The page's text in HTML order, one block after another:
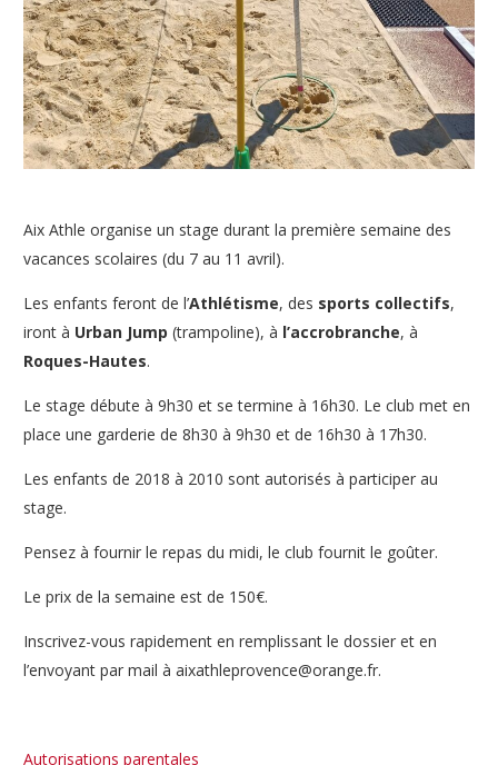
Aix Athle organise un stage durant la première semaine des
vacances scolaires (du 7 au 11 avril).
Les enfants feront de l’Athlétisme, des sports collectifs,
iront à Urban Jump (trampoline), à l’accrobranche, à
Roques-Hautes.
Le stage débute à 9h30 et se termine à 16h30. Le club met en
place une garderie de 8h30 à 9h30 et de 16h30 à 17h30.
Les enfants de 2018 à 2010 sont autorisés à participer au
stage.
Pensez à fournir le repas du midi, le club fournit le goûter.
Le prix de la semaine est de 150€.
Inscrivez-vous rapidement en remplissant le dossier et en
l’envoyant par mail à aixathleprovence@orange.fr.
Autorisations parentales